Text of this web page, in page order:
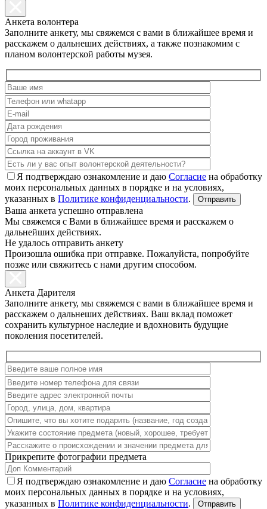
Анкета волонтера
Заполните анкету, мы свяжемся с вами в ближайшее время и
расскажем о дальнеших действиях, а также познакомим с
планом волонтерской работы музея.
Я подтверждаю ознакомление и даю Согласие на обработку
моих персональных данных в порядке и на условиях,
указанных в Политике конфиденциальности.
Ваша анкета успешно отправлена
Мы свяжемся с Вами в ближайшее время и расскажем о
дальнейших действиях.
Не удалось отправить анкету
Произошла ошибка при отправке. Пожалуйста, попробуйте
позже или свяжитесь с нами другим способом.
Анкета Дарителя
Заполните анкету, мы свяжемся с вами в ближайшее время и
расскажем о дальнеших действиях. Ваш вклад поможет
сохранить культурное наследие и вдохновить будущие
поколения посетителей.
Прикрепите фотографии предмета
Я подтверждаю ознакомление и даю Согласие на обработку
моих персональных данных в порядке и на условиях,
указанных в Политике конфиденциальности.